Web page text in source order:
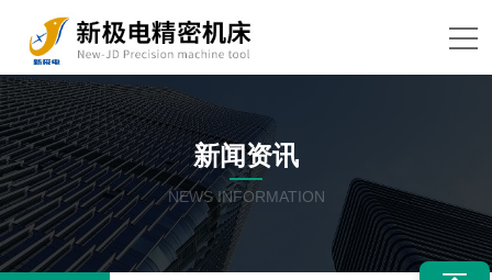
新闻资讯
NEWS INFORMATION